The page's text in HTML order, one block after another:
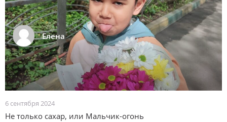
Елена
6 сентября 2024
Не только сахар, или Мальчик-огонь